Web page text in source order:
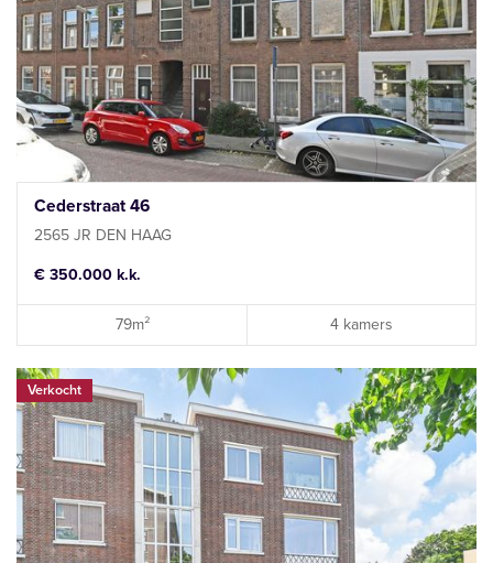
Cederstraat 46
2565 JR DEN HAAG
€ 350.000 k.k.
79m² 4 kamers
Verkocht